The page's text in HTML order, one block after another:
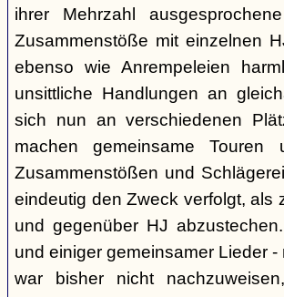
ihrer Mehrzahl
Zusammenstöße mit einzelnen
ebenso wie Anrempeleien
unsittliche Handlungen an
sich nun an verschiedenen
machen gemeinsame
Zusammenstößen und
eindeutig den Zweck verfolgt, als
und gegenüber HJ
und einiger gemeinsamer Lieder
war bisher nicht